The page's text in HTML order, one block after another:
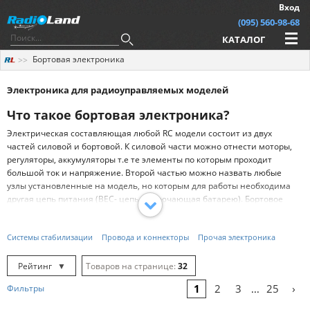
Вход
(095) 560-98-68
КАТАЛОГ
Бортовая электроника
Электроника для радиоуправляемых моделей
Что такое бортовая электроника?
Электрическая составляющая любой RC модели состоит из двух
частей силовой и бортовой. К силовой части можно отнести моторы,
регуляторы, аккумуляторы т.е те элементы по которым проходит
большой ток и напряжение. Второй частью можно назвать любые
узлы установленные на модель, но которым для работы необходима
другая цепь питания (BEC- цепь исключающая батарею). Бортовое
питание в отличие от напряжения аккумулятора стандартизирована
встроен в регулятор скорости (ESC), но есть и отдельные источники
моделей можно отнести любые узлы которые подключаются через
BEC.
Системы стабилизации Провода и коннекторы Прочая электроника
Рейтинг
▼
Рейтинг
32
Фильтры 1 2 3 ... 25 ›